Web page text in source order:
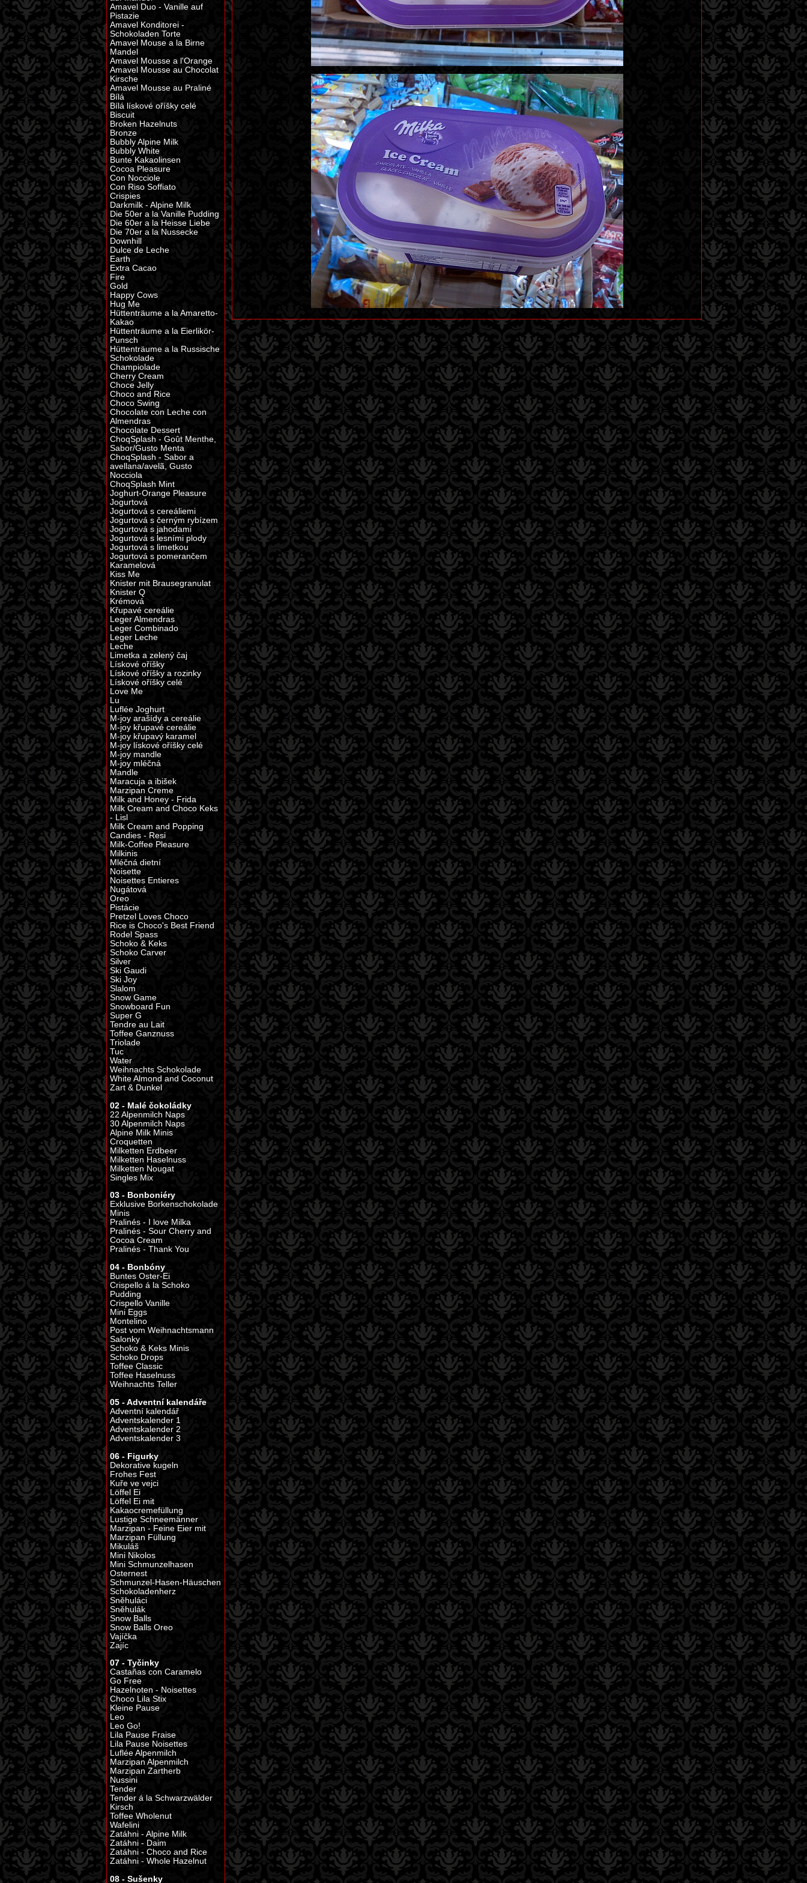
Amavel Duo - Vanille auf
Pistazie
Amavel Konditorei -
Schokoladen Torte
Amavel Mouse a la Birne
Mandel
Amavel Mousse a l'Orange
Amavel Mousse au Chocolat
Kirsche
Amavel Mousse au Praliné
Bílá
Bílá lískové oříšky celé
Biscuit
Broken Hazelnuts
Bronze
Bubbly Alpine Milk
Bubbly White
Bunte Kakaolinsen
Cocoa Pleasure
Con Nocciole
Con Riso Soffiato
Crispies
Darkmilk - Alpine Milk
Die 50er a la Vanille Pudding
Die 60er a la Heisse Liebe
Die 70er a la Nussecke
Downhill
Dulce de Leche
Earth
Extra Cacao
Fire
Gold
Happy Cows
Hug Me
Hüttenträume a la Amaretto-
Kakao
Hüttenträume a la Eierlikör-
Punsch
Hüttenträume a la Russische
Schokolade
Champiolade
Cherry Cream
Choce Jelly
Choco and Rice
Choco Swing
Chocolate con Leche con
Almendras
Chocolate Dessert
ChoqSplash - Goût Menthe,
Sabor/Gusto Menta
ChoqSplash - Sabor a
avellana/avelã, Gusto
Nocciola
ChoqSplash Mint
Joghurt-Orange Pleasure
Jogurtová
Jogurtová s cereáliemi
Jogurtová s černým rybízem
Jogurtová s jahodami
Jogurtová s lesními plody
Jogurtová s limetkou
Jogurtová s pomerančem
Karamelová
Kiss Me
Knister mit Brausegranulat
Knister Q
Krémová
Křupavé cereálie
Leger Almendras
Leger Combinado
Leger Leche
Leche
Limetka a zelený čaj
Lískové oříšky
Lískové oříšky a rozinky
Lískové oříšky celé
Love Me
Lu
Luflée Joghurt
M-joy arašídy a cereálie
M-joy křupavé cereálie
M-joy křupavý karamel
M-joy lískové oříšky celé
M-joy mandle
M-joy mléčná
Mandle
Maracuja a ibišek
Marzipan Creme
Milk and Honey - Frida
Milk Cream and Choco Keks
- Lisl
Milk Cream and Popping
Candies - Resi
Milk-Coffee Pleasure
Milkinis
Mléčná dietní
Noisette
Noisettes Entieres
Nugátová
Oreo
Pistácie
Pretzel Loves Choco
Rice is Choco's Best Friend
Rodel Spass
Schoko & Keks
Schoko Carver
Silver
Ski Gaudi
Ski Joy
Slalom
Snow Game
Snowboard Fun
Super G
Tendre au Lait
Toffee Ganznuss
Triolade
Tuc
Water
Weihnachts Schokolade
White Almond and Coconut
Zart & Dunkel
02 - Malé čokoládky
22 Alpenmilch Naps
30 Alpenmilch Naps
Alpine Milk Minis
Croquetten
Milketten Erdbeer
Milketten Haselnuss
Milketten Nougat
Singles Mix
03 - Bonboniéry
Exklusive Borkenschokolade
Minis
Pralinés - I love Milka
Pralinés - Sour Cherry and
Cocoa Cream
Pralinés - Thank You
04 - Bonbóny
Buntes Oster-Ei
Crispello á la Schoko
Pudding
Crispello Vanille
Mini Eggs
Montelino
Post vom Weihnachtsmann
Salonky
Schoko & Keks Minis
Schoko Drops
Toffee Classic
Toffee Haselnuss
Weihnachts Teller
05 - Adventní kalendáře
Adventní kalendář
Adventskalender 1
Adventskalender 2
Adventskalender 3
06 - Figurky
Dekorative kugeln
Frohes Fest
Kuře ve vejci
Löffel Ei
Löffel Ei mit
Kakaocremefüllung
Lustige Schneemänner
Marzipan - Feine Eier mit
Marzipan Füllung
Mikuláš
Mini Nikolos
Mini Schmunzelhasen
Osternest
Schmunzel-Hasen-Häuschen
Schokoladenherz
Sněhuláci
Sněhulák
Snow Balls
Snow Balls Oreo
Vajíčka
Zajíc
07 - Tyčinky
Castañas con Caramelo
Go Free
Hazelnoten - Noisettes
Choco Lila Stix
Kleine Pause
Leo
Leo Go!
Lila Pause Fraise
Lila Pause Noisettes
Luflée Alpenmilch
Marzipan Alpenmilch
Marzipan Zartherb
Nussini
Tender
Tender á la Schwarzwälder
Kirsch
Toffee Wholenut
Wafelini
Zatáhni - Alpine Milk
Zatáhni - Daim
Zatáhni - Choco and Rice
Zatáhni - Whole Hazelnut
08 - Sušenky